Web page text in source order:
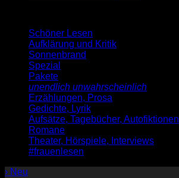
Schöner Lesen
Aufklärung und Kritik
Sonnenbrand
Spezial
Pakete
unendlich unwahrscheinlich
Erzählungen, Prosa
Gedichte, Lyrik
Aufsätze, Tagebücher, Autofiktionen
Romane
Theater, Hörspiele, Interviews
#frauenlesen
› Neu